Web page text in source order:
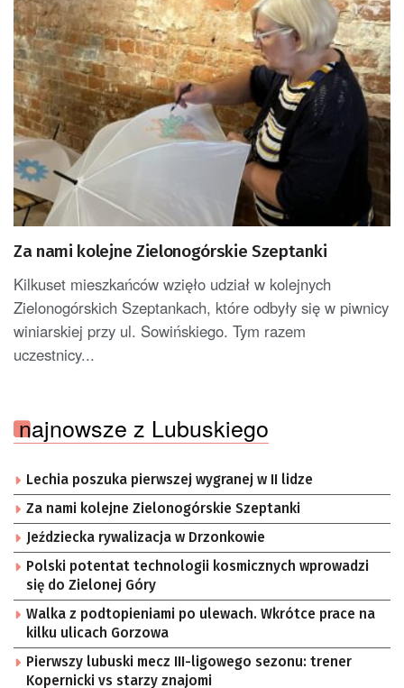
Za nami kolejne Zielonogórskie Szeptanki
Kilkuset mieszkańców wzięło udział w kolejnych
Zielonogórskich Szeptankach, które odbyły się w piwnicy
winiarskiej przy ul. Sowińskiego. Tym razem
uczestnicy...
najnowsze z Lubuskiego
Lechia poszuka pierwszej wygranej w II lidze
Za nami kolejne Zielonogórskie Szeptanki
Jeździecka rywalizacja w Drzonkowie
Polski potentat technologii kosmicznych wprowadzi
się do Zielonej Góry
Walka z podtopieniami po ulewach. Wkrótce prace na
kilku ulicach Gorzowa
Pierwszy lubuski mecz III-ligowego sezonu: trener
Kopernicki vs starzy znajomi